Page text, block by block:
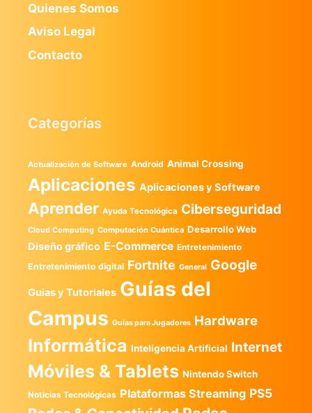
Quienes Somos
Aviso Legal
Contacto
Categorías
Actualización de Software Android Animal Crossing
Aplicaciones Aplicaciones y Software
Aprender Ayuda Tecnológica Ciberseguridad
Cloud Computing Computación Cuántica Desarrollo Web
Diseño gráfico E-Commerce Entretenimiento
Entretenimiento digital Fortnite General Google
Guias y Tutoriales Guías del
Campus Guías para Jugadores Hardware
Informática Inteligencia Artificial Internet
Móviles & Tablets Nintendo Switch
Noticias Tecnológicas Plataformas Streaming PS5